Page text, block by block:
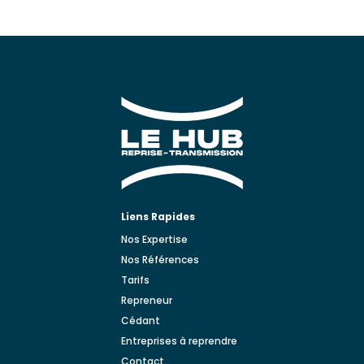
Liens Rapides
Nos Expertise
Nos Références
Tarifs
Repreneur
Cédant
Entreprises à reprendre
Contact